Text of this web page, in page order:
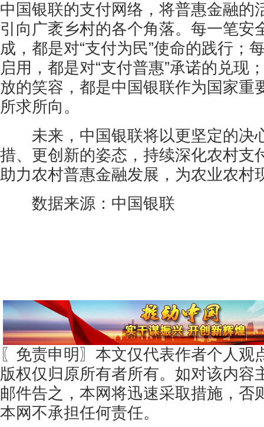
中国银联的支付网络，将普惠金融的
引向广袤乡村的各个角落。每一笔安
成，都是对“支付为民”使命的践行；
启用，都是对“支付普惠”承诺的兑现
放的笑容，都是中国银联作为国家重
所求所向。
未来，中国银联将以更坚定的决
措、更创新的姿态，持续深化农村支
助力农村普惠金融发展，为农业农村
数据来源：中国银联
〖免责申明〗本文仅代表作者个人观
版权仅归原所有者所有。如对该内容
邮件告之，本网将迅速采取措施，否
本网不承担任何责任。